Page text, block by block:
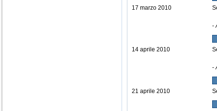
17 marzo 2010
-
14 aprile 2010
-
21 aprile 2010